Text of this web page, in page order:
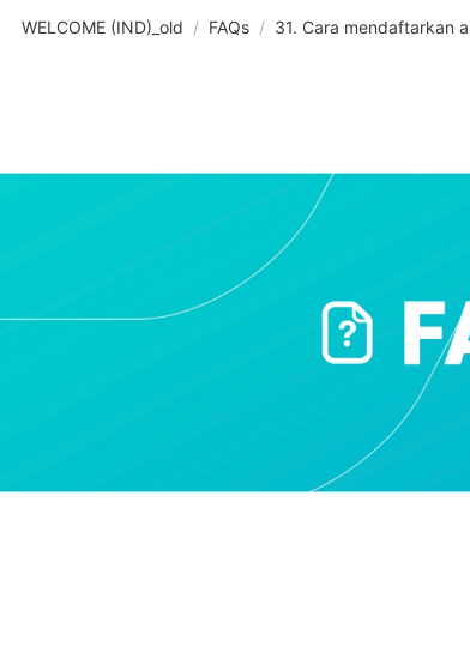
WELCOME (IND)_old / FAQs /